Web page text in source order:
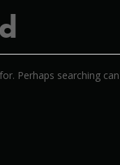
Perhaps searching can